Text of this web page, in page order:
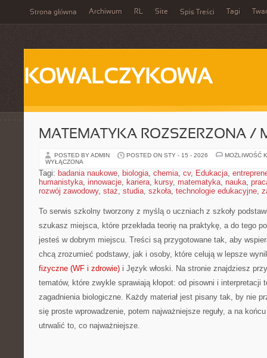
Strona główna Archiwum RL Site Spis Treści Tagi
KOWALCZYKOWA
MATEMATYKA ROZSZERZONA /
POSTED BY ADMIN POSTED ON STY - 15 - 2026
MOŻLIWOŚĆ
WYŁĄCZONA
Tagi: badania naukowe, biologia, chemia, cv, Edukacja,
humanistyka, innowacje, kariera, kursy, matematyka, nauka,
rozwój zawodowy, staż, studia, szkoła, technologie edukacyjne,
To serwis szkolny tworzony z myślą o uczniach z szkoły
szukasz miejsca, które przekłada teorię na praktykę, a do tego
jesteś w dobrym miejscu. Treści są przygotowane tak, aby
chcą zrozumieć podstawy, jak i osoby, które celują w lepsze
fizyczne (WF i zdrowie) i Język włoski. Na stronie znajdziesz
tematów, które zwykle sprawiają kłopot: od pisowni i interpretacji
zagadnienia biologiczne. Każdy materiał jest pisany tak, by nie
się proste wprowadzenie, potem najważniejsze reguły, a na
utrwalić to, co najważniejsze.